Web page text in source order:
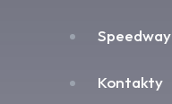
Speedway
Kontakty